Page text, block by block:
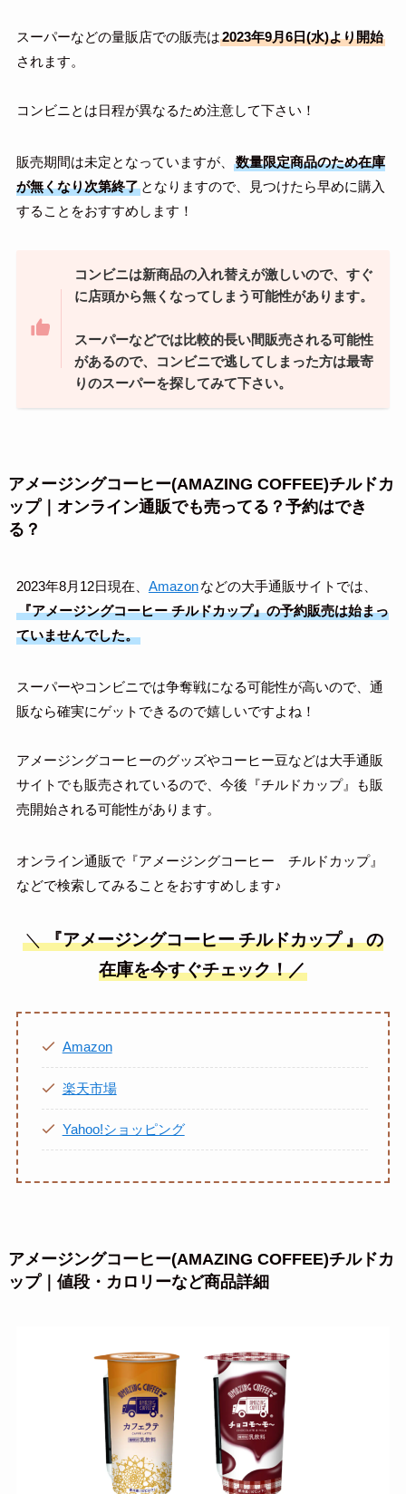
スーパーなどの量販店での販売は2023年9月6日(水)より開始
されます。
コンビニとは日程が異なるため注意して下さい！
販売期間は未定となっていますが、
数量限定商品のため在庫
が無くなり次第終了となりますので、見つけたら早めに購入
することをおすすめします！
コンビニは新商品の入れ替えが激しいので、すぐ
に店頭から無くなってしまう可能性があります。
スーパーなどでは比較的長い間販売される可能性
があるので、コンビニで逃してしまった方は最寄
りのスーパーを探してみて下さい。
アメージングコーヒー(AMAZING COFFEE)チルドカ
ップ｜オンライン通販でも売ってる？予約はでき
る？
2023年8月12日現在、 Amazonなどの大手通販サイトでは、
『アメージングコーヒー チルドカップ』の予約販売は始まっ
ていませんでした。
スーパーやコンビニでは争奪戦になる可能性が高いので、通
販なら確実にゲットできるので嬉しいですよね！
アメージングコーヒーのグッズやコーヒー豆などは大手通販
サイトでも販売されているので、今後『チルドカップ』も販
売開始される可能性があります。
オンライン通販で『アメージングコーヒー チルドカップ』
などで検索してみることをおすすめします♪
＼『アメージングコーヒーチルドカップ』の
在庫を今すぐチェック！／
Amazon
楽天市場
Yahoo!ショッピング
アメージングコーヒー(AMAZING COFFEE)チルドカ
ップ｜値段・カロリーなど商品詳細